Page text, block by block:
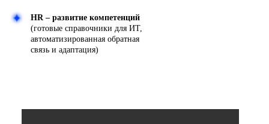
HR – развитие компетенций
(готовые справочники для ИТ,
автоматизированная обратная
связь и адаптация)